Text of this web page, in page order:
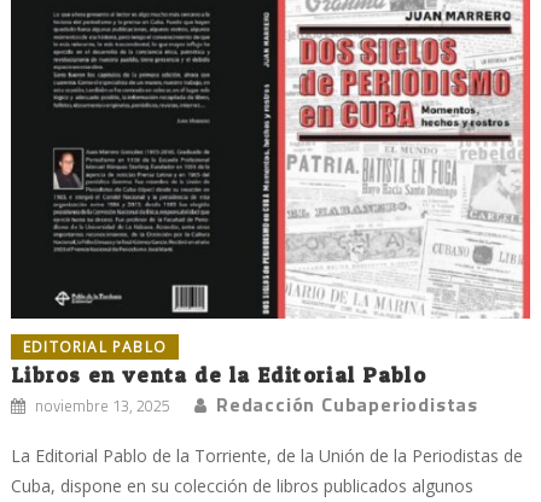
EDITORIAL PABLO
Libros en venta de la Editorial Pablo
noviembre 13, 2025 Redacción Cubaperiodistas
La Editorial Pablo de la Torriente, de la Unión de la Periodistas de
Cuba, dispone en su colección de libros publicados algunos